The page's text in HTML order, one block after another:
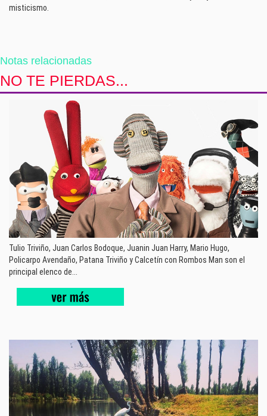
misticismo.
Notas relacionadas
NO TE PIERDAS...
Tulio Triviño, Juan Carlos Bodoque, Juanin Juan Harry, Mario Hugo,
Policarpo Avendaño, Patana Triviño y Calcetín con Rombos Man son el
principal elenco de...